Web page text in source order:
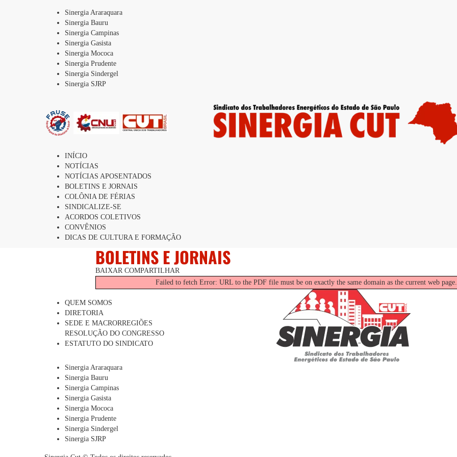
Sinergia Araraquara
Sinergia Bauru
Sinergia Campinas
Sinergia Gasista
Sinergia Mococa
Sinergia Prudente
Sinergia Sindergel
Sinergia SJRP
INÍCIO
NOTÍCIAS
NOTÍCIAS APOSENTADOS
BOLETINS E JORNAIS
COLÔNIA DE FÉRIAS
SINDICALIZE-SE
ACORDOS COLETIVOS
CONVÊNIOS
DICAS DE CULTURA E FORMAÇÃO
BOLETINS E JORNAIS
BAIXAR COMPARTILHAR
Failed to fetch Error: URL to the PDF file must be on exactly the same domain as the current web page.
QUEM SOMOS
DIRETORIA
SEDE E MACRORREGIÕES
RESOLUÇÃO DO CONGRESSO
ESTATUTO DO SINDICATO
Sinergia Araraquara
Sinergia Bauru
Sinergia Campinas
Sinergia Gasista
Sinergia Mococa
Sinergia Prudente
Sinergia Sindergel
Sinergia SJRP